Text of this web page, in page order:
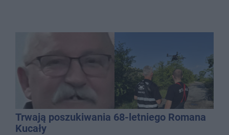
Trwają poszukiwania 68-letniego Romana
Kucały